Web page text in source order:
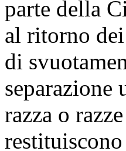
parte della
al ritorno
di
separazione
razza o